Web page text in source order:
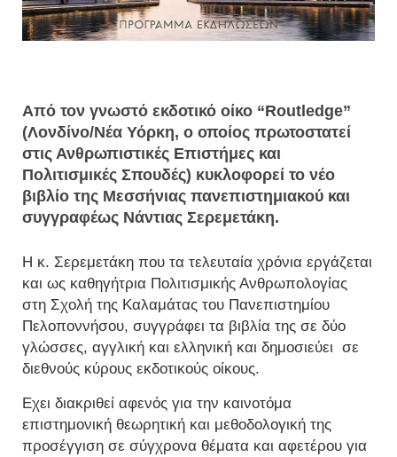
Από τον γνωστό εκδοτικό οίκο “Routledge”
(Λονδίνο/Νέα Υόρκη, ο οποίος πρωτοστατεί
στις Ανθρωπιστικές Επιστήμες και
Πολιτισμικές Σπουδές) κυκλοφορεί το νέο
βιβλίο της Μεσσήνιας πανεπιστημιακού και
συγγραφέως Νάντιας Σερεμετάκη.
Η κ. Σερεμετάκη που τα τελευταία χρόνια εργάζεται
και ως καθηγήτρια Πολιτισμικής Ανθρωπολογίας
στη Σχολή της Καλαμάτας του Πανεπιστημίου
Πελοποννήσου, συγγράφει τα βιβλία της σε δύο
γλώσσες, αγγλική και ελληνική και δημοσιεύει σε
διεθνούς κύρους εκδοτικούς οίκους.
Εχει διακριθεί αφενός για την καινοτόμα
επιστημονική θεωρητική και μεθοδολογική της
προσέγγιση σε σύγχρονα θέματα και αφετέρου για